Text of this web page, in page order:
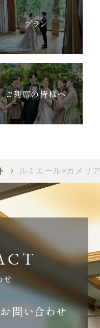
プラン
ご列席の皆様へ
ルミエール×カメリ
せ
問い合わせ